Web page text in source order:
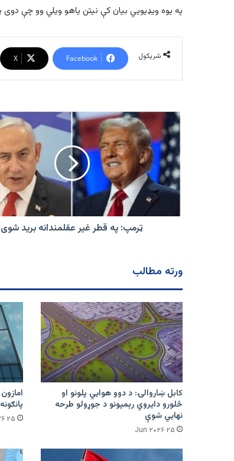
په یوه ویډیويي بیان کې نیتن یاهو ویلي وو چې دوی په قطر کې
شریکول Facebook
X
ټرمپ:
په
قطر
غیر
عقلمندانه
برید
شوی
ټرمپ: په قطر غیر عقلمندانه برید شوی
ورته مطالب
کابل ښاروالۍ: د دوو هوايي پلونو او
څلورو دایروي رېمپونو د جوړولو طرحه
نهایي شوې
۲۵ Jun ۲۰۲۶
۲۵ Jun ۲۰۲۶